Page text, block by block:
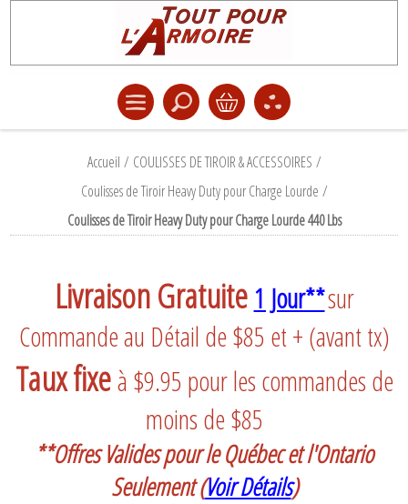
Accueil / COULISSES DE TIROIR & ACCESSOIRES /
Coulisses de Tiroir Heavy Duty pour Charge Lourde /
Coulisses de Tiroir Heavy Duty pour Charge Lourde 440 Lbs
Livraison Gratuite 1 Jour**sur
Commande au Détail de $85 et + (avant tx)
Taux fixeà $9.95 pour les commandes de
moins de $85
**Offres Valides pour le Québec et l'Ontario
Seulement (Voir Détails)